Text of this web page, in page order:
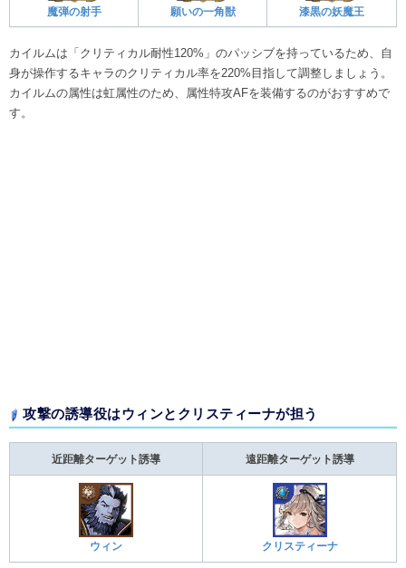
魔弾の射手 願いの一角獣 漆黒の妖魔王
カイルムは「クリティカル耐性120%」のパッシブを持っているため、自
身が操作するキャラのクリティカル率を220%目指して調整しましょう。
カイルムの属性は虹属性のため、属性特攻AFを装備するのがおすすめで
す。
攻撃の誘導役はウィンとクリスティーナが担う
近距離ターゲット誘導 遠距離ターゲット誘導
ウィン クリスティーナ